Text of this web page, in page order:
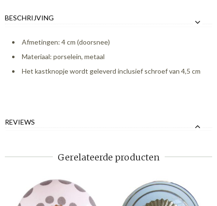
BESCHRIJVING
Afmetingen: 4 cm (doorsnee)
Materiaal: porselein, metaal
Het kastknopje wordt geleverd inclusief schroef van 4,5 cm
REVIEWS
Gerelateerde producten